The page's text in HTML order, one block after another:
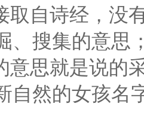
取自诗经，没
、搜集的意思
意思就是说的
自然的女孩名